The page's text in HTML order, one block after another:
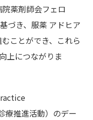
薬剤師会フェロ
づき、服薬 アドヒア
ことができ、これら
上につながりま
推進活動）のデー